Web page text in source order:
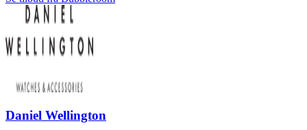
Daniel Wellington